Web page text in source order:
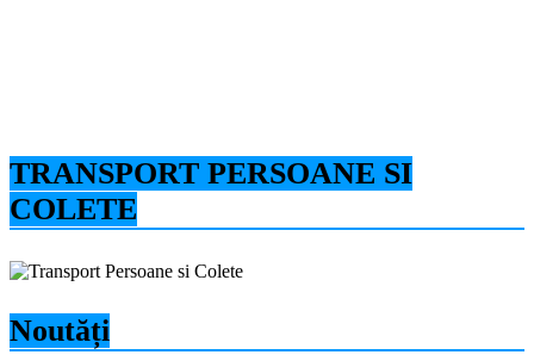
TRANSPORT PERSOANE SI
COLETE
Noutăți